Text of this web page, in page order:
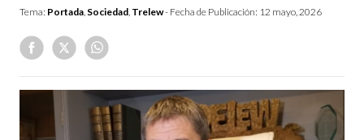
Tema: Portada, Sociedad, Trelew- Fecha de Publicación: 12 mayo, 2026